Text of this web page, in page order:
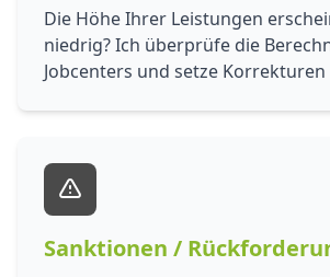
Die Höhe Ihrer Leistungen
niedrig? Ich überprüfe die
Jobcenters und setze
Sanktionen /